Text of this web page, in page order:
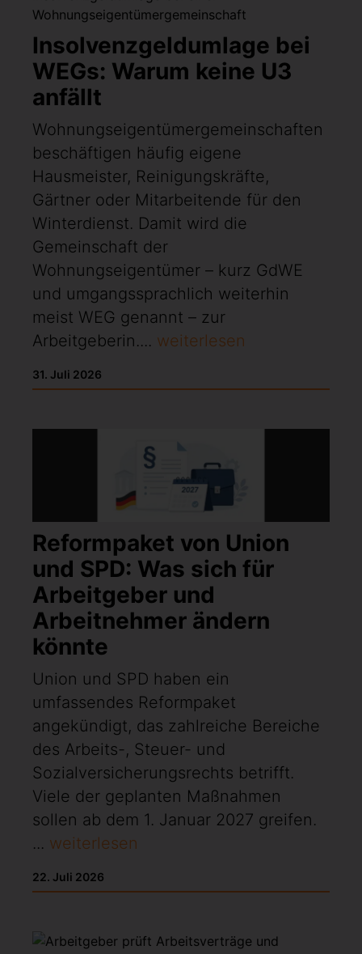
Insolvenzgeldumlage bei
WEGs: Warum keine U3
anfällt
Wohnungseigentümergemeinschaften
beschäftigen häufig eigene
Hausmeister, Reinigungskräfte,
Gärtner oder Mitarbeitende für den
Winterdienst. Damit wird die
Gemeinschaft der
Wohnungseigentümer – kurz GdWE
und umgangssprachlich weiterhin
meist WEG genannt – zur
Arbeitgeberin.... weiterlesen
31. Juli 2026
Reformpaket von Union
und SPD: Was sich für
Arbeitgeber und
Arbeitnehmer ändern
könnte
Union und SPD haben ein
umfassendes Reformpaket
angekündigt, das zahlreiche Bereiche
des Arbeits-, Steuer- und
Sozialversicherungsrechts betrifft.
Viele der geplanten Maßnahmen
sollen ab dem 1. Januar 2027 greifen.
... weiterlesen
22. Juli 2026